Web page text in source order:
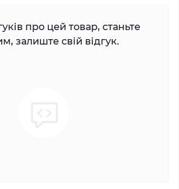
про цей товар, станьте
залиште свій відгук.